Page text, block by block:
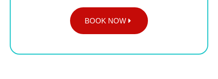
BOOK NOW